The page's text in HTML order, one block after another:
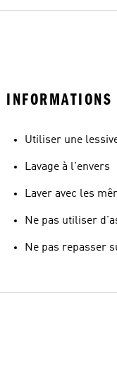
Utiliser une
Lavage à l'envers
Laver avec les
Ne pas utiliser
Ne pas repasser